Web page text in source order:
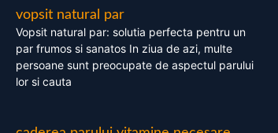
vopsit natural par
Vopsit natural par: solutia perfecta pentru un
par frumos si sanatos In ziua de azi, multe
persoane sunt preocupate de aspectul parului
lor si cauta